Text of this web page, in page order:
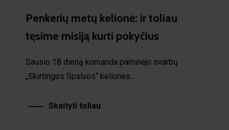
Penkerių metų kelionė: ir toliau
tęsime misiją kurti pokyčius
Sausio 18 dieną komanda paminėjo svarbų
„Skirtingos Spalvos“ kelionės...
Skaityti toliau